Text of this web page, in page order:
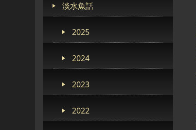
淡水魚話
2025
2024
2023
2022